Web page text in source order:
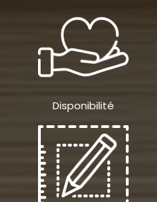
Disponibilité